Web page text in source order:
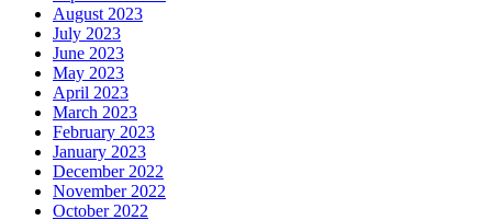
August 2023
July 2023
June 2023
May 2023
April 2023
March 2023
February 2023
January 2023
December 2022
November 2022
October 2022